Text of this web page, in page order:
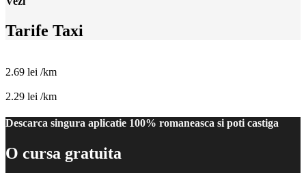
Tarife Taxi
2.69 lei /km
2.29 lei /km
Descarca singura aplicatie 100% romaneasca si poti castiga
O cursa gratuita